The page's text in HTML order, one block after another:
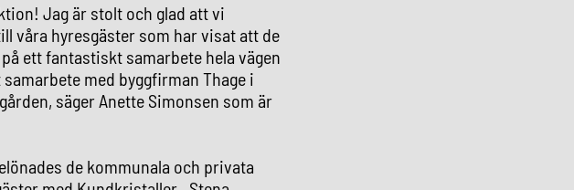
Jag är stolt och glad att vi
våra hyresgäster som har visat att de
ett fantastiskt samarbete hela vägen
med byggfirman Thage i
säger Anette Simonsen som är
de kommunala och privata